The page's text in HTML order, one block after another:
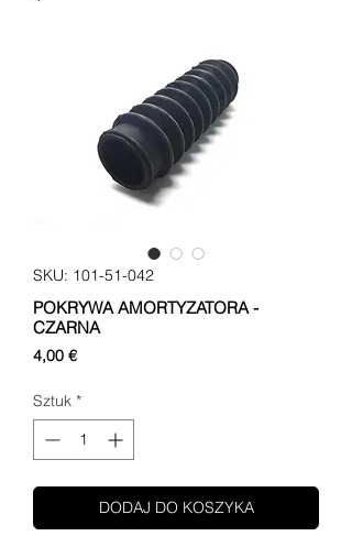
SKU: 101-51-042
POKRYWA AMORTYZATORA -
CZARNA
4,00 €Cena
Sztuk *
DODAJ DO KOSZYKA